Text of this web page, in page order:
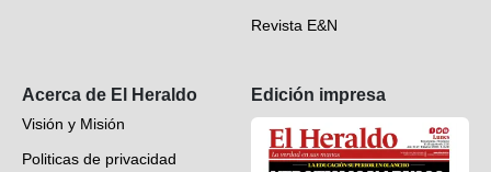
Revista E&N
Acerca de El Heraldo
Visión y Misión
Politicas de privacidad
Edición impresa